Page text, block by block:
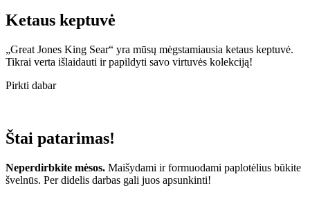
Ketaus keptuvė
„Great Jones King Sear“ yra mūsų mėgstamiausia ketaus keptuvė.
Tikrai verta išlaidauti ir papildyti savo virtuvės kolekciją!
Pirkti dabar
Štai patarimas!
Neperdirbkite mėsos. Maišydami ir formuodami paplotėlius būkite
švelnūs. Per didelis darbas gali juos apsunkinti!